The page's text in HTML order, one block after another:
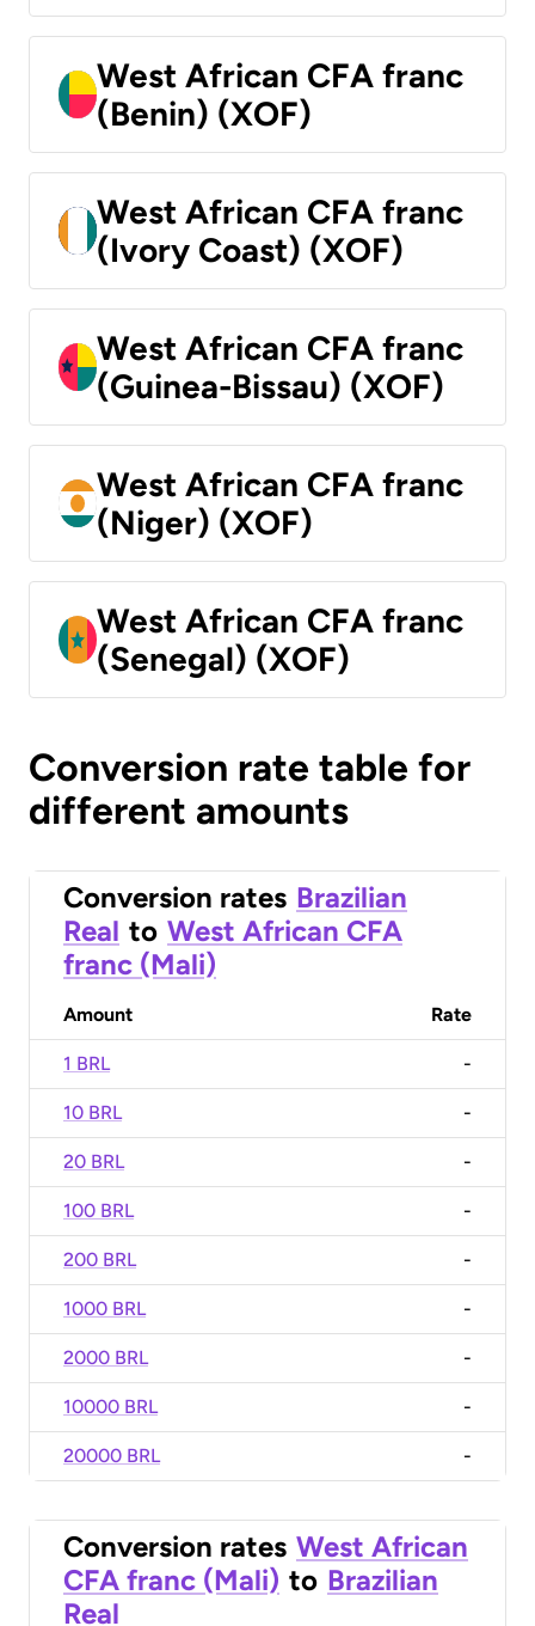
West African CFA franc
(Benin) (XOF)
West African CFA franc
(Ivory Coast) (XOF)
West African CFA franc
(Guinea-Bissau) (XOF)
West African CFA franc
(Niger) (XOF)
West African CFA franc
(Senegal) (XOF)
Conversion rate table for
different amounts
Conversion rates Brazilian
Real to West African CFA
franc (Mali)
Amount Rate
1 BRL -
10 BRL -
20 BRL -
100 BRL -
200 BRL -
1000 BRL -
2000 BRL -
10000 BRL -
20000 BRL -
Conversion rates West African
CFA franc (Mali) to Brazilian
Real